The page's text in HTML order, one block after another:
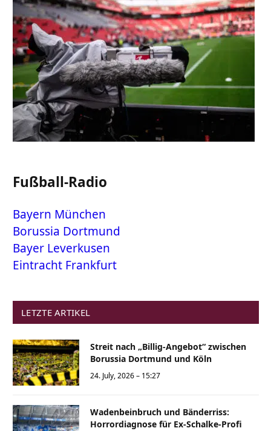
Fußball-Radio
Bayern München
Borussia Dortmund
Bayer Leverkusen
Eintracht Frankfurt
LETZTE ARTIKEL
Streit nach „Billig-Angebot“ zwischen
Borussia Dortmund und Köln
24. July, 2026 – 15:27
Wadenbeinbruch und Bänderriss:
Horrordiagnose für Ex-Schalke-Profi